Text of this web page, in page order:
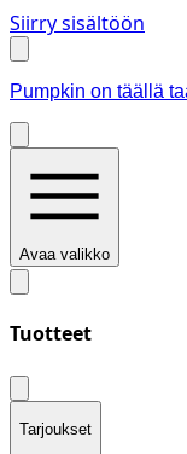
Siirry sisältöön
Pumpkin on täällä
Avaa valikko
Tuotteet
Tarjoukset